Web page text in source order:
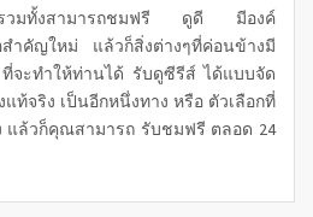
วมทั้งสามารถชมฟรี ดูดี มีองค์
คัญใหม่ แล้วก็สิ่งต่างๆที่ค่อนข้างมี
จะทำให้ท่านได้ รับดูซีรีส์ ได้แบบจัด
แท้จริง เป็นอีกหนึ่งทาง หรือ ตัวเลือกที่
แล้วก็คุณสามารถ รับชมฟรี ตลอด 24